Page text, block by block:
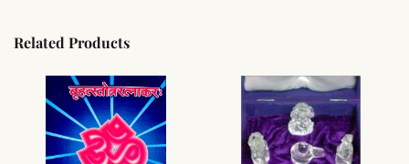
Related Products